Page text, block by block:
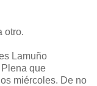
otro.
Lamuño
que
miércoles. De no